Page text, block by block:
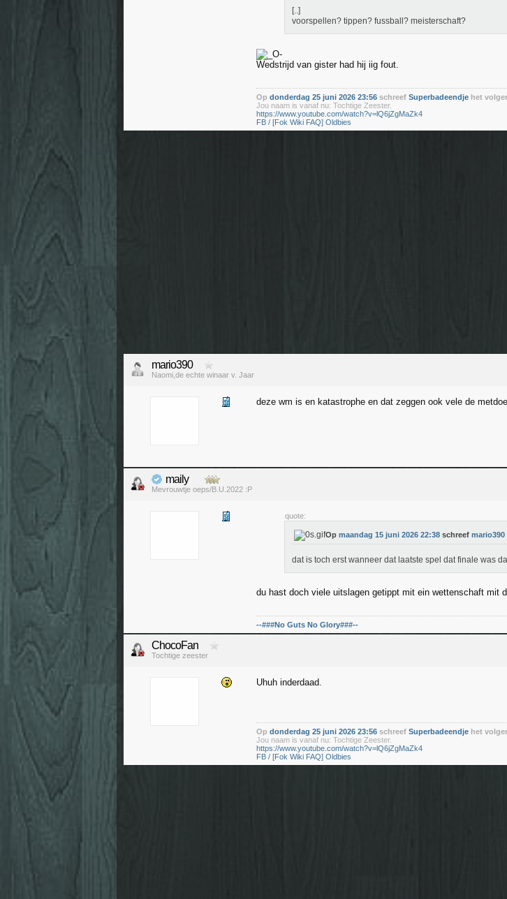
[..]
voorspellen? tippen? fussball? meisterschaft?
Wedstrijd van gister had hij iig fout.
Op donderdag 25 juni 2026 23:56 schreef Superbadeendje het
Jou naam is vanaf nu: Tochtige Zeester.
https://www.youtube.com/watch?v=lQ6jZgMaZk4
FB / [Fok Wiki FAQ] Oldbies
mario390
Naomi,de echte winaar v. Jaar
deze wm is en katastrophe en dat zeggen ook vele de
maily
Mevrouwtje oeps/B.U.2022 :P
quote:
Op maandag 15 juni 2026 22:38 schreef mario390
dat is toch erst wanneer dat laatste spel dat finale was
du hast doch viele uitslagen getippt mit ein wettenschaft mit
--###No Guts No Glory###--
ChocoFan
Tochtige zeester
Uhuh inderdaad.
Op donderdag 25 juni 2026 23:56 schreef Superbadeendje het
Jou naam is vanaf nu: Tochtige Zeester.
https://www.youtube.com/watch?v=lQ6jZgMaZk4
FB / [Fok Wiki FAQ] Oldbies